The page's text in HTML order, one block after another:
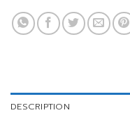
DESCRIPTION